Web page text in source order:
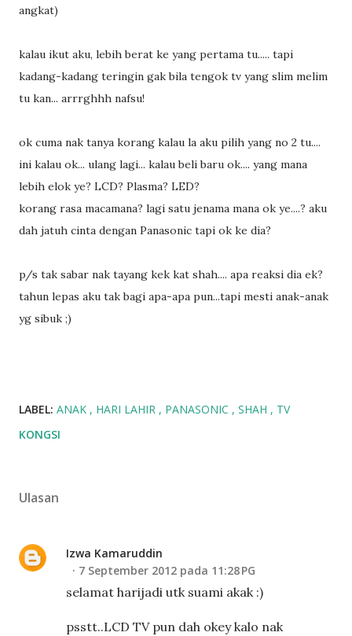
angkat)
kalau ikut aku, lebih berat ke yang pertama tu..... tapi
kadang-kadang teringin gak bila tengok tv yang slim melim
tu kan... arrrghhh nafsu!
ok cuma nak tanya korang kalau la aku pilih yang no 2 tu....
ini kalau ok... ulang lagi... kalau beli baru ok.... yang mana
lebih elok ye? LCD? Plasma? LED?
korang rasa macamana? lagi satu jenama mana ok ye....? aku
dah jatuh cinta dengan Panasonic tapi ok ke dia?
p/s tak sabar nak tayang kek kat shah.... apa reaksi dia ek?
tahun lepas aku tak bagi apa-apa pun...tapi mesti anak-anak
yg sibuk ;)
LABEL: ANAK HARI LAHIR PANASONIC SHAH
TV
KONGSI
Ulasan
Izwa Kamaruddin
7 September 2012 pada 11:28 PG
selamat harijadi utk suami akak :)
psstt..LCD TV pun dah okey kalo nak